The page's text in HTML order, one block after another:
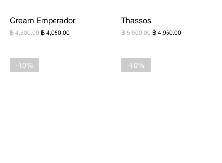
Cream Emperador
฿ 4,500.00 ฿ 4,050.00
Thassos
฿ 5,500.00 ฿ 4,950.00
-10% -10%